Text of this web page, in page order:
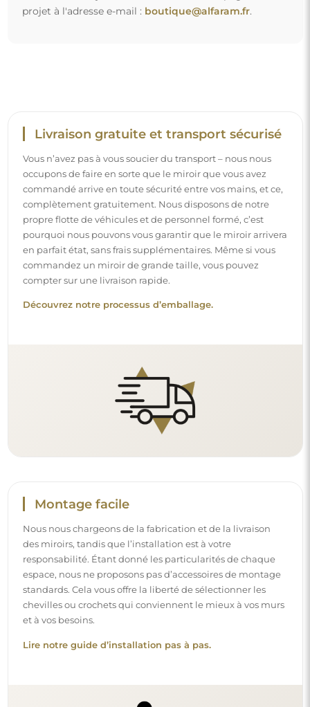
projet à l'adresse e-mail : boutique@alfaram.fr.
Livraison gratuite et transport sécurisé
Vous n’avez pas à vous soucier du transport – nous nous
occupons de faire en sorte que le miroir que vous avez
commandé arrive en toute sécurité entre vos mains, et ce,
complètement gratuitement. Nous disposons de notre
propre flotte de véhicules et de personnel formé, c’est
pourquoi nous pouvons vous garantir que le miroir arrivera
en parfait état, sans frais supplémentaires. Même si vous
commandez un miroir de grande taille, vous pouvez
compter sur une livraison rapide.
Découvrez notre processus d’emballage.
Montage facile
Nous nous chargeons de la fabrication et de la livraison
des miroirs, tandis que l’installation est à votre
responsabilité. Étant donné les particularités de chaque
espace, nous ne proposons pas d’accessoires de montage
standards. Cela vous offre la liberté de sélectionner les
chevilles ou crochets qui conviennent le mieux à vos murs
et à vos besoins.
Lire notre guide d’installation pas à pas.